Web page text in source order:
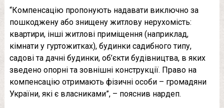
“Компенсацію пропонують надавати виключно за
пошкоджену або знищену житлову нерухомість:
квартири, інші житлові приміщення (наприклад,
кімнати у гуртожитках), будинки садибного типу,
садові та дачні будинки, об’єкти будівництва, в яких
зведено опорні та зовнішні конструкції. Право на
компенсацію отримають фізичні особи – громадяни
України, які є власниками”, – пояснив нардеп.